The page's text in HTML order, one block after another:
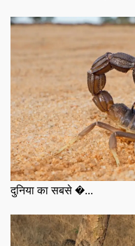
दुनिया का सबसे �...